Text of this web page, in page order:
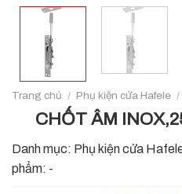
Trang chủ / Phụ kiện cửa Hafele /
CHỐT ÂM
Danh mục: Phụ kiện cửa
phẩm: -